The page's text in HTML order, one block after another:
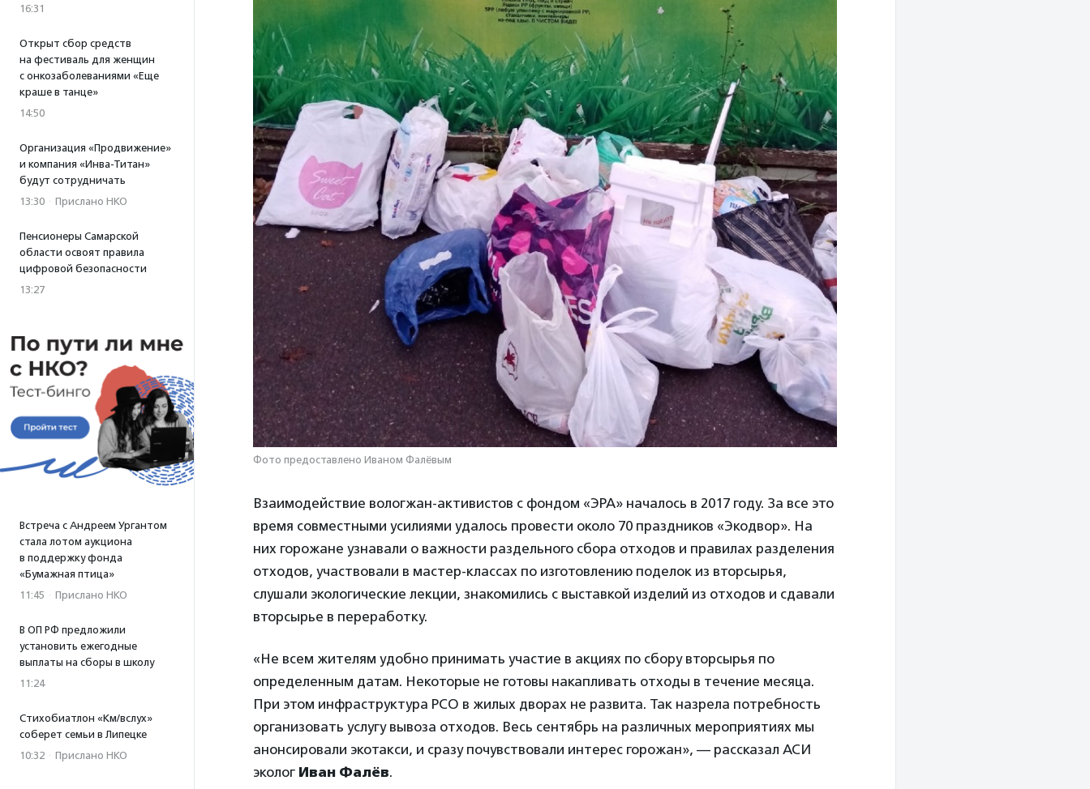
16:31
Открыт сбор средств
на фестиваль для женщин
с онкозаболеваниями «Еще
краше в танце»
14:50
Организация «Продвижение»
и компания «Инва-Титан»
будут сотрудничать
13:30 · Прислано НКО
Пенсионеры Самарской
области освоят правила
цифровой безопасности
13:27
Встреча с Андреем Ургантом
стала лотом аукциона
в поддержку фонда
«Бумажная птица»
11:45 · Прислано НКО
В ОП РФ предложили
установить ежегодные
выплаты на сборы в школу
11:24
Стихобиатлон «Км/вслух»
соберет семьи в Липецке
10:32 · Прислано НКО
Фото предоставлено Иваном Фалёвым
Взаимодействие вологжан-активистов с фондом «ЭРА» началось в 2017 году. За все это
время совместными усилиями удалось провести около 70 праздников «Экодвор». На
них горожане узнавали о важности раздельного сбора отходов и правилах разделения
отходов, участвовали в мастер-классах по изготовлению поделок из вторсырья,
слушали экологические лекции, знакомились с выставкой изделий из отходов и сдавали
вторсырье в переработку.
«Не всем жителям удобно принимать участие в акциях по сбору вторсырья по
определенным датам. Некоторые не готовы накапливать отходы в течение месяца.
При этом инфраструктура РСО в жилых дворах не развита. Так назрела потребность
организовать услугу вывоза отходов. Весь сентябрь на различных мероприятиях мы
анонсировали экотакси, и сразу почувствовали интерес горожан», — рассказал АСИ
эколог Иван Фалёв.